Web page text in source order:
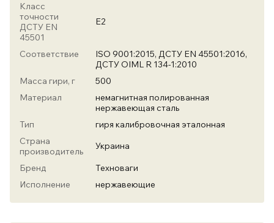
Класс
точности
ДСТУ EN
45501
Е2
Соответствие
ISO 9001:2015, ДСТУ EN 45501:2016,
ДСТУ OIML R 134-1:2010
Масса гири, г
500
Материал
немагнитная полированная
нержавеющая сталь
Тип
гиря калибровочная эталонная
Страна
производитель
Украина
Бренд
Техноваги
Исполнение
нержавеющие